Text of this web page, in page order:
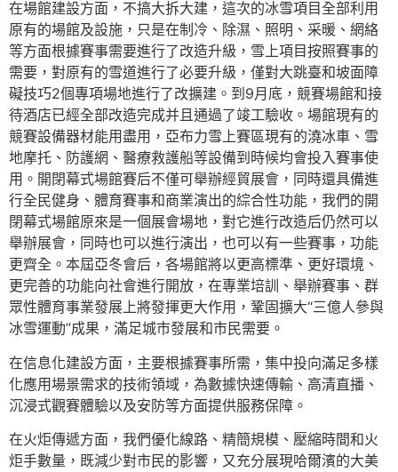
在場館建設方面，不搞大拆大建，這次的冰雪項目全部利用
原有的場館及設施，只是在制冷、除濕、照明、采暖、網絡
等方面根據賽事需要進行了改造升級，雪上項目按照賽事的
需要，對原有的雪道進行了必要升級，僅對大跳臺和坡面障
礙技巧2個專項場地進行了改擴建。到9月底，競賽場館和接
待酒店已經全部改造完成并且通過了竣工驗收。場館現有的
競賽設備器材能用盡用，亞布力雪上賽區現有的澆冰車、雪
地摩托、防護網、醫療救護船等設備到時候均會投入賽事使
用。開閉幕式場館賽后不僅可舉辦經貿展會，同時還具備進
行全民健身、體育賽事和商業演出的綜合性功能，我們的開
閉幕式場館原來是一個展會場地，對它進行改造后仍然可以
舉辦展會，同時也可以進行演出，也可以有一些賽事，功能
更齊全。本屆亞冬會后，各場館將以更高標準、更好環境、
更完善的功能向社會進行開放，在專業培訓、舉辦賽事、群
眾性體育事業發展上將發揮更大作用，鞏固擴大“三億人參與
冰雪運動”成果，滿足城市發展和市民需要。
在信息化建設方面，主要根據賽事所需，集中投向滿足多樣
化應用場景需求的技術領域，為數據快速傳輸、高清直播、
沉浸式觀賽體驗以及安防等方面提供服務保障。
在火炬傳遞方面，我們優化線路、精簡規模、壓縮時間和火
炬手數量，既減少對市民的影響，又充分展現哈爾濱的大美